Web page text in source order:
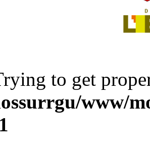
to get
www/